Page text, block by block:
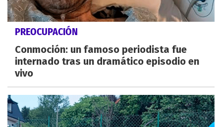
PREOCUPACIÓN
Conmoción: un famoso periodista fue
internado tras un dramático episodio en
vivo